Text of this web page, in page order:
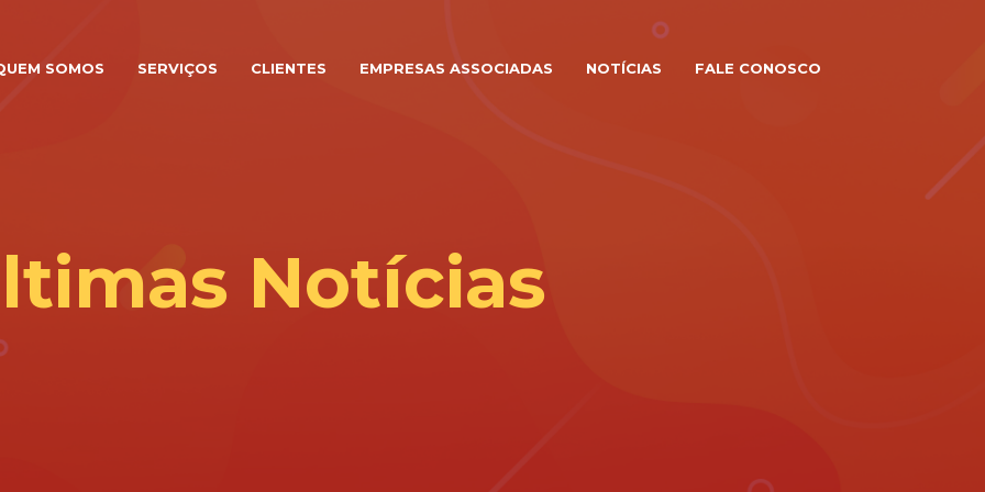
SOMOS SERVIÇOS CLIENTES EMPRESAS ASSOCIADAS NOTÍCIAS FALE CONOSCO
Notícias